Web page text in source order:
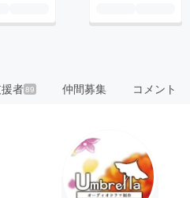
者89 仲間募集 コメント